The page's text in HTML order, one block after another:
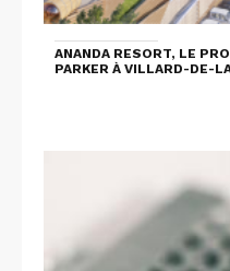
ANANDA RESORT, LE
PARKER À VILLARD-DE-